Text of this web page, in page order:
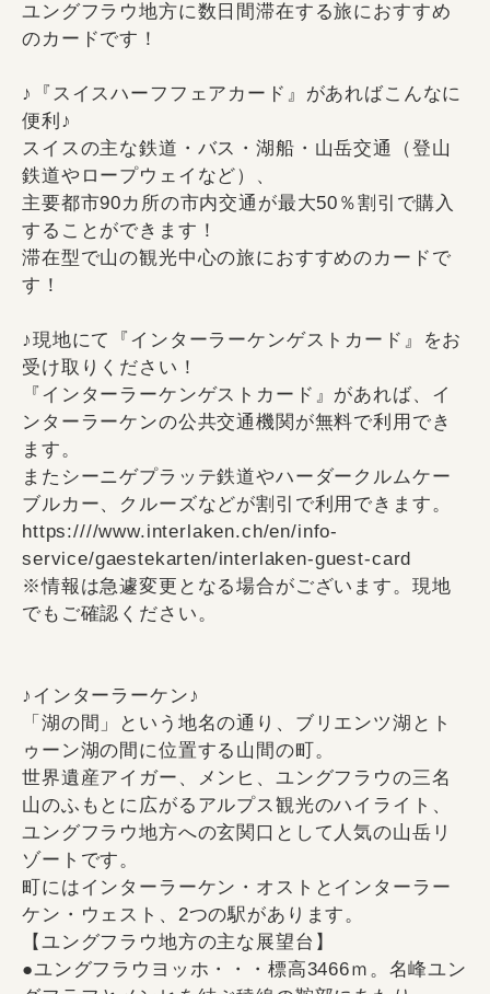
ユングフラウ地方に数日間滞在する旅におすすめ
のカードです！
♪『スイスハーフフェアカード』があればこんなに
便利♪
スイスの主な鉄道・バス・湖船・山岳交通（登山
鉄道やロープウェイなど）、
主要都市90カ所の市内交通が最大50％割引で購入
することができます！
滞在型で山の観光中心の旅におすすめのカードで
す！
♪現地にて『インターラーケンゲストカード』をお
受け取りください！
『インターラーケンゲストカード』があれば、イ
ンターラーケンの公共交通機関が無料で利用でき
ます。
またシーニゲプラッテ鉄道やハーダークルムケー
ブルカー、クルーズなどが割引で利用できます。
https:////www.interlaken.ch/en/info-
service/gaestekarten/interlaken-guest-card
※情報は急遽変更となる場合がございます。現地
でもご確認ください。
♪インターラーケン♪
「湖の間」という地名の通り、ブリエンツ湖とト
ゥーン湖の間に位置する山間の町。
世界遺産アイガー、メンヒ、ユングフラウの三名
山のふもとに広がるアルプス観光のハイライト、
ユングフラウ地方への玄関口として人気の山岳リ
ゾートです。
町にはインターラーケン・オストとインターラー
ケン・ウェスト、2つの駅があります。
【ユングフラウ地方の主な展望台】
●ユングフラウヨッホ・・・標高3466ｍ。名峰ユン